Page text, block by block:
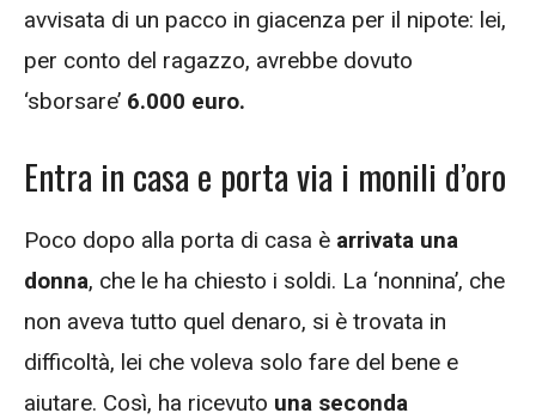
avvisata di un pacco in giacenza per il nipote: lei,
per conto del ragazzo, avrebbe dovuto
‘sborsare’ 6.000 euro.
Entra in casa e porta via i monili d’oro
Poco dopo alla porta di casa è arrivata una
donna, che le ha chiesto i soldi. La ‘nonnina’, che
non aveva tutto quel denaro, si è trovata in
difficoltà, lei che voleva solo fare del bene e
aiutare. Così, ha ricevuto una seconda